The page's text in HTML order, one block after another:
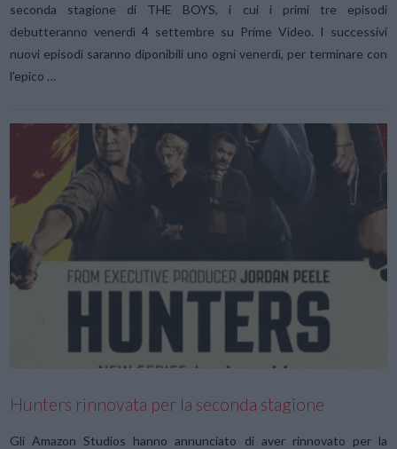
VIEW POST
seconda stagione di THE BOYS, i cui i primi tre episodi
debutteranno venerdì 4 settembre su Prime Video. I successivi
nuovi episodi saranno diponibili uno ogni venerdì, per terminare con
l’epico …
Hunters rinnovata per la seconda stagione
Gli Amazon Studios hanno annunciato di aver rinnovato per la